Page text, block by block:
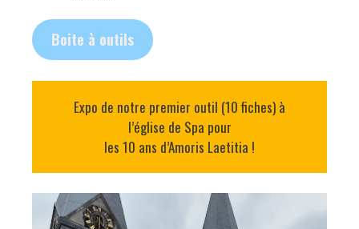
Boite à outils
Expo de notre premier outil (10 fiches) à
l’église de Spa pour
les 10 ans d’Amoris Laetitia !